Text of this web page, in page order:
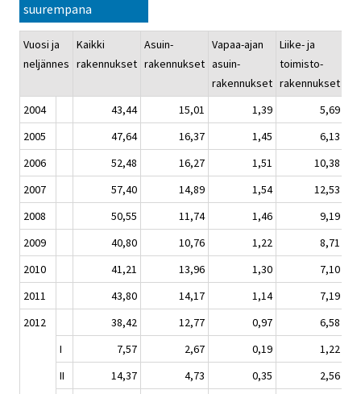
suurempana
Vuosi ja
neljännes
Kaikki
rakennukset
Asuin-
rakennukset
Vapaa-ajan
asuin-
rakennukset
Liike- ja
toimisto-
rakennukset
2004
43,44 15,01 1,39
5,69
2005
47,64 16,37 1,45
6,13
2006
52,48 16,27 1,51
10,38
2007
57,40 14,89 1,54
12,53
2008
50,55 11,74 1,46
9,19
2009
40,80 10,76 1,22
8,71
2010
41,21 13,96 1,30
7,10
2011
43,80 14,17 1,14
7,19
2012
38,42 12,77 0,97
6,58
I
7,57 2,67 0,19
1,22
II
14,37 4,73 0,35
2,56